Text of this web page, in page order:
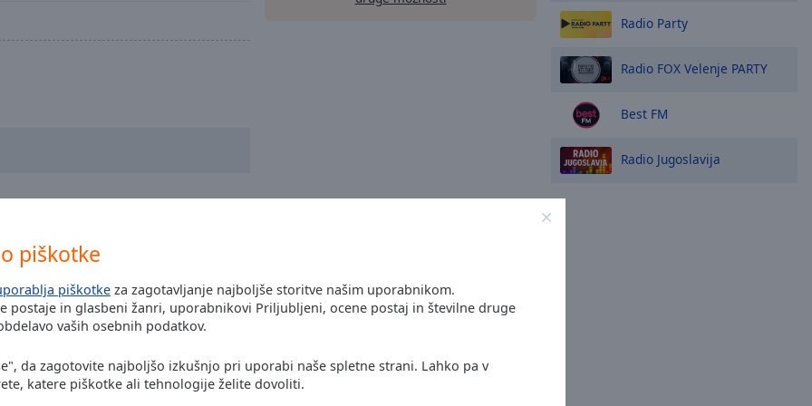
piškotke
piškotke za zagotavljanje najboljše storitve našim uporabnikom.
postaje in glasbeni žanri, uporabnikovi Priljubljeni, ocene postaj in številne druge
vaših osebnih podatkov.
da zagotovite najboljšo izkušnjo pri uporabi naše spletne strani. Lahko pa v
katere piškotke ali tehnologije želite dovoliti.
Radio Party
Radio FOX Velenje PARTY
Best FM
Radio Jugoslavija